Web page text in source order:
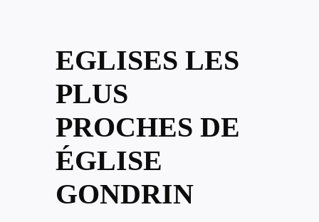
EGLISES LES
PLUS
PROCHES DE
ÉGLISE
GONDRIN